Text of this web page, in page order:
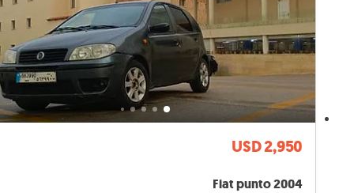
USD 2,950
Fiat punto 2004